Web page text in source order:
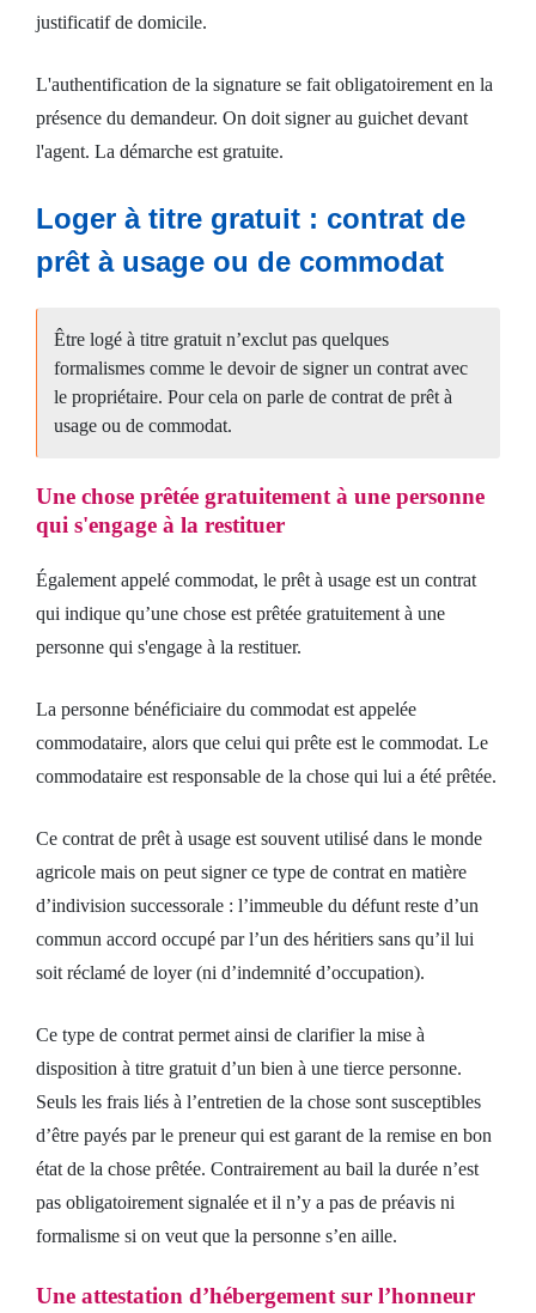
justificatif de domicile.
L'authentification de la signature se fait obligatoirement en la
présence du demandeur. On doit signer au guichet devant
l'agent. La démarche est gratuite.
Loger à titre gratuit : contrat de
prêt à usage ou de commodat
Être logé à titre gratuit n’exclut pas quelques
formalismes comme le devoir de signer un contrat avec
le propriétaire. Pour cela on parle de contrat de prêt à
usage ou de commodat.
Une chose prêtée gratuitement à une personne
qui s'engage à la restituer
Également appelé commodat, le prêt à usage est un contrat
qui indique qu’une chose est prêtée gratuitement à une
personne qui s'engage à la restituer.
La personne bénéficiaire du commodat est appelée
commodataire, alors que celui qui prête est le commodat. Le
commodataire est responsable de la chose qui lui a été prêtée.
Ce contrat de prêt à usage est souvent utilisé dans le monde
agricole mais on peut signer ce type de contrat en matière
d’indivision successorale : l’immeuble du défunt reste d’un
commun accord occupé par l’un des héritiers sans qu’il lui
soit réclamé de loyer (ni d’indemnité d’occupation).
Ce type de contrat permet ainsi de clarifier la mise à
disposition à titre gratuit d’un bien à une tierce personne.
Seuls les frais liés à l’entretien de la chose sont susceptibles
d’être payés par le preneur qui est garant de la remise en bon
état de la chose prêtée. Contrairement au bail la durée n’est
pas obligatoirement signalée et il n’y a pas de préavis ni
formalisme si on veut que la personne s’en aille.
Une attestation d’hébergement sur l’honneur